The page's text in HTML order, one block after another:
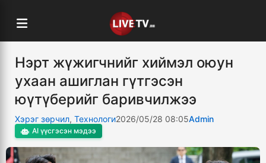
Нэрт жүжигчнийг хиймэл оюун
ухаан ашиглан гүтгэсэн
юүтүберийг баривчилжээ
Хэрэг зөрчил, Технологи2026/05/28 08:05Admin
AI үүсгэсэн мэдээ